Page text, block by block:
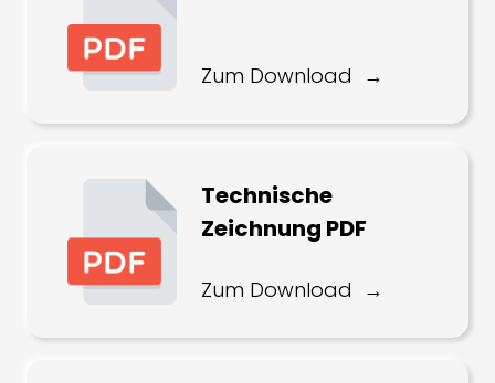
Zum Download
Technische
Zeichnung PDF
Zum Download